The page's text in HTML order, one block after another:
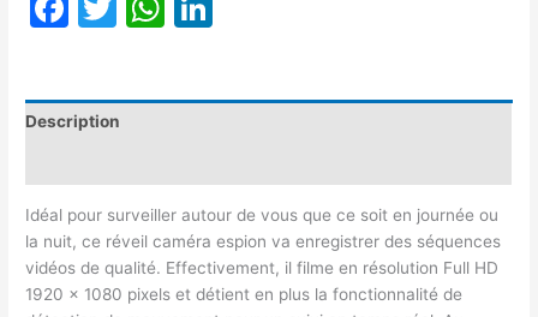
Description
Idéal pour surveiller autour de vous que ce soit en journée ou
la nuit, ce réveil caméra espion va enregistrer des séquences
vidéos de qualité. Effectivement, il filme en résolution Full HD
1920 x 1080 pixels et détient en plus la fonctionnalité de